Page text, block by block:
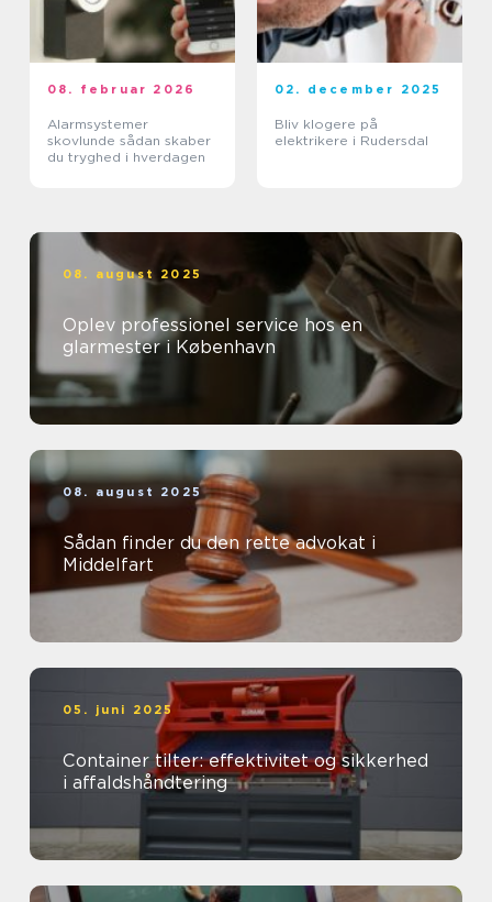
08. februar 2026
Alarmsystemer
skovlunde sådan skaber
du tryghed i hverdagen
02. december 2025
Bliv klogere på
elektrikere i Rudersdal
08. august 2025
Oplev professionel service hos en
glarmester i København
08. august 2025
Sådan finder du den rette advokat i
Middelfart
05. juni 2025
Container tilter: effektivitet og sikkerhed
i affaldshåndtering